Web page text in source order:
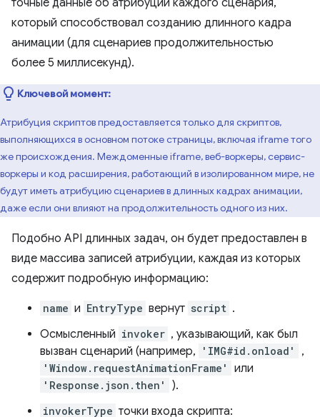
точные данные об атрибуции каждого сценария,
который способствовал созданию длинного кадра
анимации (для сценариев продолжительностью
более 5 миллисекунд).
Ключевой момент:
Атрибуция скриптов предоставляется только для скриптов,
выполняющихся в основном потоке страницы, включая iframe того
же происхождения. Междоменные iframe, веб-воркеры, сервис-
воркеры и код расширения, работающий в изолированном мире, не
будут иметь атрибуцию сценариев в длинных кадрах анимации,
даже если они влияют на продолжительность одного из них.
Подобно API длинных задач, он будет предоставлен в
виде массива записей атрибуции, каждая из которых
содержит подробную информацию:
name и EntryType вернут script .
Осмысленный invoker , указывающий, как был
вызван сценарий (например,
'IMG#id.onload' ,
'Window.requestAnimationFrame' или
'Response.json.then' ).
invokerType точки входа скрипта: